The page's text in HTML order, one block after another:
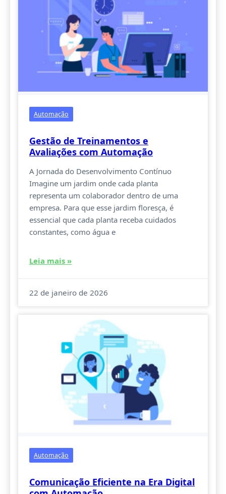
Automação
Gestão de Treinamentos e
Avaliações com Automação
A Jornada do Desenvolvimento Contínuo
Imagine um jardim onde cada planta
representa um colaborador dentro de uma
empresa. Para que esse jardim floresça, é
essencial que cada planta receba cuidados
constantes, como água e
Leia mais »
22 de janeiro de 2026
Automação
Comunicação Eficiente na Era Digital